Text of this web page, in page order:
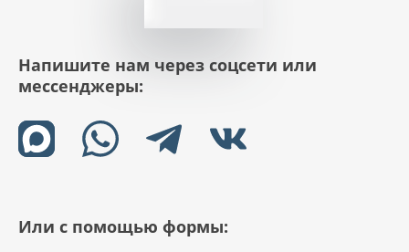
Напишите нам через соцсети или
мессенджеры:
Или с помощью формы: